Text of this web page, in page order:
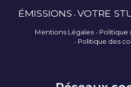
ÉMISSIONS VOTRE
Mentions Légales
Politique
Politique des